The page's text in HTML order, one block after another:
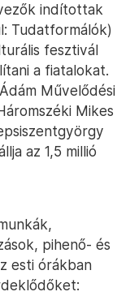
indítottak
Tudatformálók)
fesztivál
a fiatalokat.
Művelődési
Mikes
az 1,5 millió
pihenő- és
esti órákban